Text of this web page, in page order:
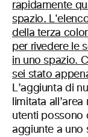
L’aggiunta di
limitata
utenti possono
aggiunte a uno